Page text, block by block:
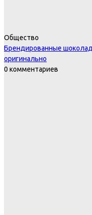
Общество
Брендированные
оригинально
0 комментариев